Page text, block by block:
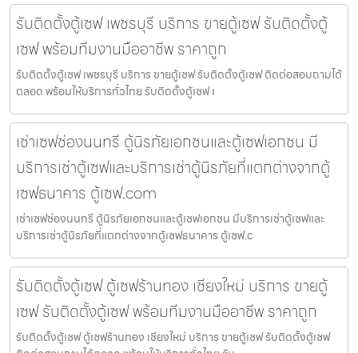
รับติดตั้งตู้เซฟ เพชรบุรี บริการ ขายตู้เซฟ รับติดตั้งตู้
เซฟ พร้อมทีมงานมืออาชีพ ราคาถูก
รับติดตั้งตู้เซฟ เพชรบุรี บริการ ขายตู้เซฟ รับติดตั้งตู้เซฟ ติดต่อสอบถามได้
ตลอด พร้อมให้บริการทั่วไทย รับติดตั้งตู้เซฟ เ
เช่าเซฟช่องนนทรี ตู้นิรภัยเอกชนและตู้เซฟเอกชน มี
บริการเช่าตู้เซฟและบริการเช่าตู้นิรภัยที่แตกต่างจากตู้
เซฟธนาคาร ตู้เซฟ.com
เช่าเซฟช่องนนทรี ตู้นิรภัยเอกชนและตู้เซฟเอกชน มีบริการเช่าตู้เซฟและ
บริการเช่าตู้นิรภัยที่แตกต่างจากตู้เซฟธนาคาร ตู้เซฟ.c
รับติดตั้งตู้เซฟ ตู้เซฟร้านทอง เชียงใหม่ บริการ ขายตู้
เซฟ รับติดตั้งตู้เซฟ พร้อมทีมงานมืออาชีพ ราคาถูก
รับติดตั้งตู้เซฟ ตู้เซฟร้านทอง เชียงใหม่ บริการ ขายตู้เซฟ รับติดตั้งตู้เซฟ